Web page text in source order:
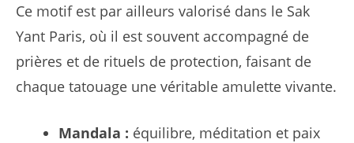
Ce motif est par ailleurs valorisé dans le Sak
Yant Paris, où il est souvent accompagné de
prières et de rituels de protection, faisant de
chaque tatouage une véritable amulette vivante.
Mandala : équilibre, méditation et paix